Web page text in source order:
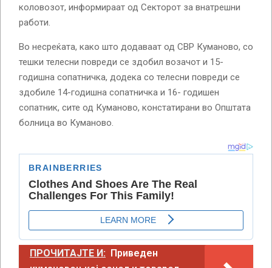
коловозот, информираат од Секторот за внатрешни
работи.
Во несреќата, како што додаваат од СВР Куманово, со
тешки телесни повреди се здобил возачот и 15-
годишна сопатничка, додека со телесни повреди се
здобиле 14-годишна сопатничка и 16- годишен
сопатник, сите од Куманово, констатирани во Општата
болница во Куманово.
ПРОЧИТАЈТЕ И: Приведен